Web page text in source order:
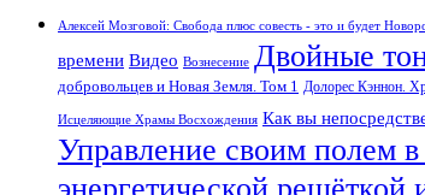
Алексей Мозговой: Свобода плюс совесть - это и будет
времени Видео Вознесение Двойные
добровольцев и Новая Земля. Том 1 Долорес Кэннон.
Исцеляющие Храмы Восхождения Как вы
Управление своим полем